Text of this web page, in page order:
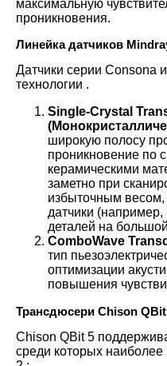
максимальную
проникновения.
Линейка датчиков
Датчики серии Consona
технологии .
Single-Crystal
широкую полосу
проникновение по
керамическими
заметно при
избыточным весом,
датчики (например,
деталей на
ComboWave
тип
оптимизации
повышения
Трансдюсери Chison
Chison QBit 5
среди которых